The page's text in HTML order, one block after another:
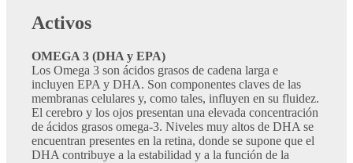
Activos
OMEGA 3 (DHA y EPA)
Los Omega 3 son ácidos grasos de cadena larga e
incluyen EPA y DHA. Son componentes claves de las
membranas celulares y, como tales, influyen en su fluidez.
El cerebro y los ojos presentan una elevada concentración
de ácidos grasos omega-3. Niveles muy altos de DHA se
encuentran presentes en la retina, donde se supone que el
DHA contribuye a la estabilidad y a la función de la